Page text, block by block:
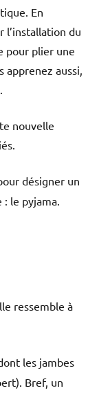
En
l’installation du
pour plier une
aussi,
nouvelle
désigner un
le pyjama.
ressemble à
les jambes
Bref, un